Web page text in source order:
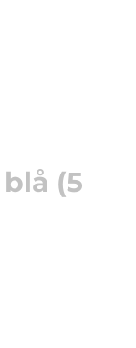
blå (5